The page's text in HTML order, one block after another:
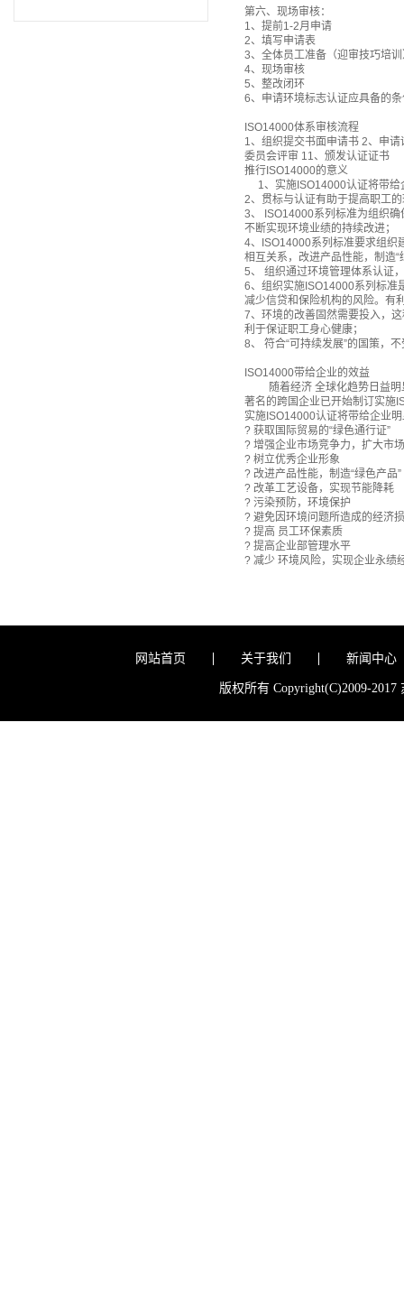
第六、现场审核：
1、提前1-2月申请
2、填写申请表
3、全体员工准备（迎审技巧培
4、现场审核
5、整改闭环
6、申请环境标志认证应具备的
ISO14000体系审核流程
1、组织提交书面申请书 2、申
委员会评审 11、颁发认证证书
推行ISO14000的意义
1、实施ISO14000认证将带给
2、贯标与认证有助于提高职工
3、 ISO14000系列标准为组织
不断实现环境业绩的持续改进；
4、ISO14000系列标准要求组织
相互关系，改进产品性能，制造“
5、 组织通过环境管理体系认证
6、组织实施ISO14000系列标准
减少信贷和保险机构的风险。有
7、环境的改善固然需要投入，
利于保证职工身心健康；
8、 符合“可持续发展”的国策，
ISO14000带给企业的效益
随着经济 全球化趋势日益明显
著名的跨国企业已开始制订实施
实施ISO14000认证将带给企业
? 获取国际贸易的“绿色通行证”
? 增强企业市场竞争力，扩大市
? 树立优秀企业形象
? 改进产品性能，制造“绿色产品”
? 改革工艺设备，实现节能降耗
? 污染预防，环境保护
? 避免因环境问题所造成的经济
? 提高 员工环保素质
? 提高企业部管理水平
? 减少 环境风险，实现企业永绩
网站首页 关于我们 新闻中心
版权所有 Copyright(C)2009-